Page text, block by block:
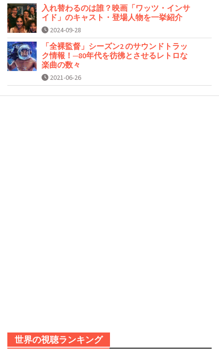
入れ替わるのは誰？映画「ワッツ・インサ
イド」のキャスト・登場人物を一挙紹介
2024-09-28
「全裸監督」シーズン2 のサウンドトラッ
ク情報！─80年代を彷彿とさせるレトロな
楽曲の数々
2021-06-26
世界の視聴ランキング